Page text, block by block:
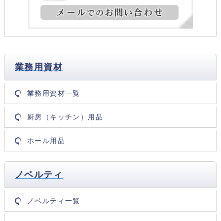
業務用資材
業務用資材一覧
厨房（キッチン）用品
ホール用品
ノベルティ
ノベルティ一覧